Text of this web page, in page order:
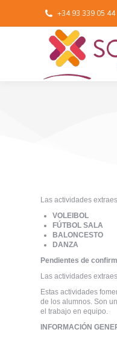
+34 93 339 05 44
Las actividades
VOLEIBOL
FÚTBOL SALA
BALONCESTO
DANZA
Pendientes de
Las actividades
Estas actividades
de los alumnos. Son
el trabajo en equipo.
INFORMACIÓN